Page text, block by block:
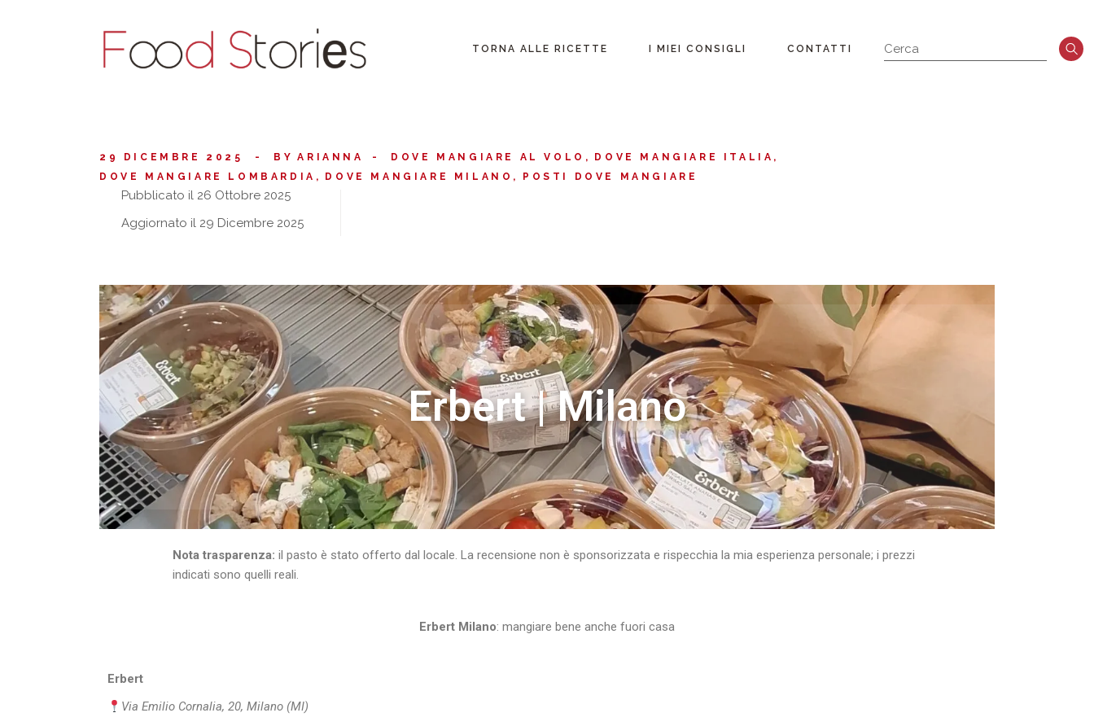
TORNA ALLE RICETTE I MIEI CONSIGLI
Fuori dall’italia
CONTATTI
29 DICEMBRE 2025 BY ARIANNA DOVE MANGIARE AL VOLO
DOVE MANGIARE ITALIA
DOVE MANGIARE LOMBARDIA
DOVE MANGIARE MILANO POSTI DOVE MANGIARE
Pubblicato il 26 Ottobre 2025
Aggiornato il 29 Dicembre 2025
Erbert | Milano
Nota trasparenza: il pasto è stato offerto dal locale. La recensione non è sponsorizzata e rispecchia la mia esperienza personale; i prezzi
indicati sono quelli reali.
Erbert Milano: mangiare bene anche fuori casa
Erbert
Via Emilio Cornalia, 20, Milano (MI)